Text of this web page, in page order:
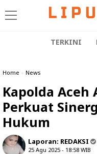
TERKINI
Home » News
Kapolda Aceh
Perkuat
Hukum
Laporan: REDAKSI
25 Agu 2025 - 18:58 WIB